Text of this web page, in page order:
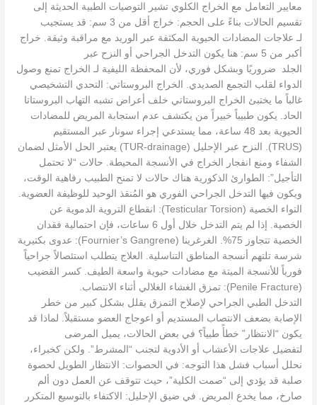
معايير التعامل مع الخراج الكلوي تشير التوصيات الطبية الحديثة إلى
تقسيم الحالات بناءً على الحجم: خراج أقل من 3 سم: قد يستجيب
لـ علاجات المضادات الحيوية المكثفة عبر الوريد مع مراقبة وثيقة. خراج
أكبر من 5 سم: هنا يكون التدخل الجراحي أو النزح عبر
الجلد ضروريًا وبشكل فوري، لأن المحفظة الليفية لـ الخراج تمنع وصول
الدواء لقلب التجمع الصديدي. الخراج البروستاتي: التحدي التشخيصي
غالباً ما يختبئ الخراج البروستاتي خلف أعراض تشبه التهاب البروستاتا
الحاد. يكون طبيباً خبيراً من يكتشف عدم استجابة المريض للمضادات
الحيوية بعد 48 ساعة، مما يستدعي إجراء سونار عبر المستقيم
(TRUS). النزح عبر الإحليل (TUR-drainage) يعتبر الحل الأمثل لضمان
الشفاء ومنع انفجار الخراج في الأنسجة المحيطة. حالات “لا تحتمل
التأجيل”: الطوارئ الذكورية هناك حالات لا تمنح الطبيب رفاهية الوقت،
ويكون فيها التدخل الجراحي الفوري هو المُنقذ الوحيد للوظيفة العضوية.
التواء الخصية (Testicular Torsion): انقطاع التروية الدموية عن
الخصية. إذا لم يتم التدخل خلال أول 6 ساعات، فإن احتمالية فقدان
الخصية تتجاوز 75%. الغرغرينا (Fournier’s Gangrene): عدوى بكتيرية
شرسة تلتهم أنسجة المناطق التناسلية. العلاج يتطلب استئصالاً جراحياً
فورياً للأنسجة الميتة مع مضادات حيوية واسعة الطيف. كسر القضيب
(Penile Fracture): تمزق الغشاء الغلالي أثناء الانتصاب.
التدخل الطبي الجراحي لإصلاح التمزق يقلل بشكل كبير من خطر
الإصابة بضعف الانتصاب المستديم أو اعوجاج العضو مستقبلاً. لماذا قد
يكون “الانتظار” خطأً طبياً؟ في بعض الحالات، يميل المرضى
لتفضيل علاجات الأعشاب أو الأدوية لتجنب “المشرط”. ولكن كخبراء،
نحلل أسباب فشل هذا التوجه: في الحصوات: الانتظار الطويل لحصوة
صلبة قد يؤدي إلى “صمت الكلية”، حيث تتوقف عن العمل دون ألم
صارخ، مما يخدع المريض. في ضيق الإحليل: الاكتفاء بالتوسيع المتكرر